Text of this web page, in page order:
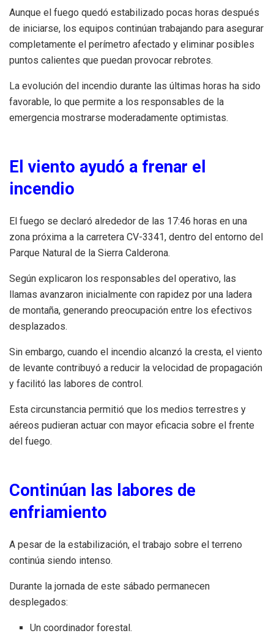
Aunque el fuego quedó estabilizado pocas horas después
de iniciarse, los equipos continúan trabajando para asegurar
completamente el perímetro afectado y eliminar posibles
puntos calientes que puedan provocar rebrotes.
La evolución del incendio durante las últimas horas ha sido
favorable, lo que permite a los responsables de la
emergencia mostrarse moderadamente optimistas.
El viento ayudó a frenar el
incendio
El fuego se declaró alrededor de las 17:46 horas en una
zona próxima a la carretera CV-3341, dentro del entorno del
Parque Natural de la Sierra Calderona.
Según explicaron los responsables del operativo, las
llamas avanzaron inicialmente con rapidez por una ladera
de montaña, generando preocupación entre los efectivos
desplazados.
Sin embargo, cuando el incendio alcanzó la cresta, el viento
de levante contribuyó a reducir la velocidad de propagación
y facilitó las labores de control.
Esta circunstancia permitió que los medios terrestres y
aéreos pudieran actuar con mayor eficacia sobre el frente
del fuego.
Continúan las labores de
enfriamiento
A pesar de la estabilización, el trabajo sobre el terreno
continúa siendo intenso.
Durante la jornada de este sábado permanecen
desplegados:
Un coordinador forestal.